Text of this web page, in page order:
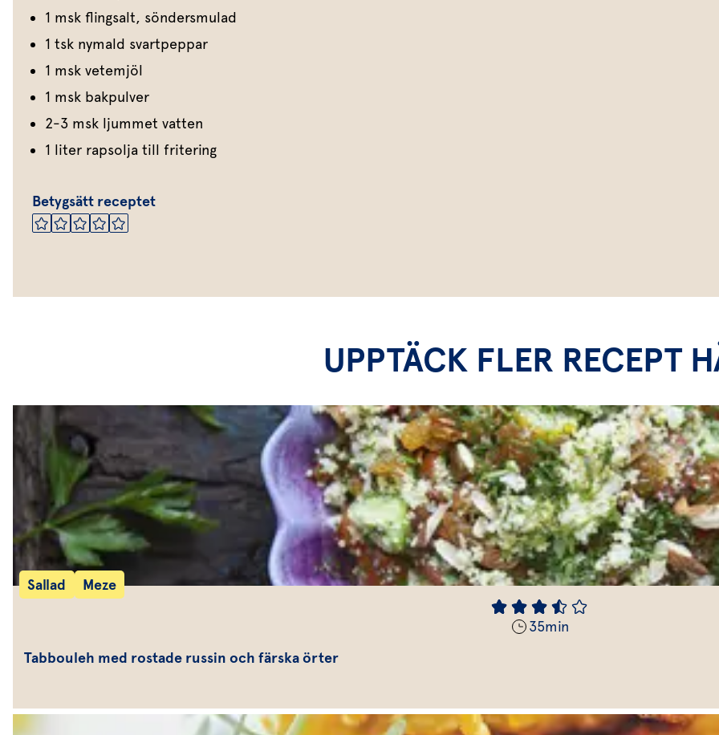
1 msk flingsalt, söndersmulad
1 tsk nymald svartpeppar
1 msk vetemjöl
1 msk bakpulver
2-3 msk ljummet vatten
1 liter rapsolja till fritering
Betygsätt receptet
UPPTÄCK FLER RECEPT
Sallad Meze
35min
Tabbouleh med rostade russin och färska örter